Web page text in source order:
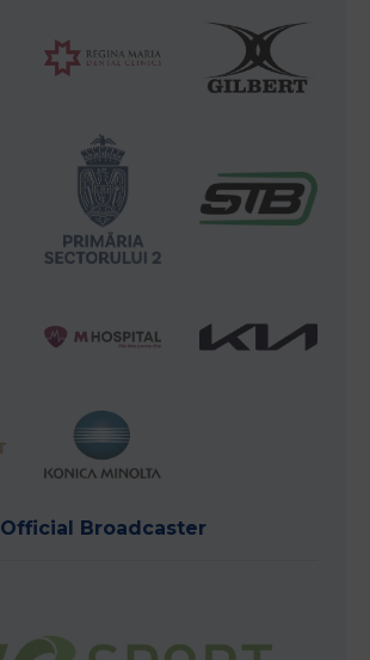
Official Broadcaster